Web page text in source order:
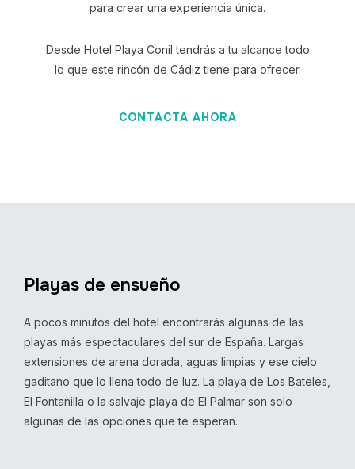
para crear una experiencia única.
Desde Hotel Playa Conil tendrás a tu alcance todo
lo que este rincón de Cádiz tiene para ofrecer.
CONTACTA AHORA
Playas de ensueño
A pocos minutos del hotel encontrarás algunas de las
playas más espectaculares del sur de España. Largas
extensiones de arena dorada, aguas limpias y ese cielo
gaditano que lo llena todo de luz. La playa de Los Bateles,
El Fontanilla o la salvaje playa de El Palmar son solo
algunas de las opciones que te esperan.